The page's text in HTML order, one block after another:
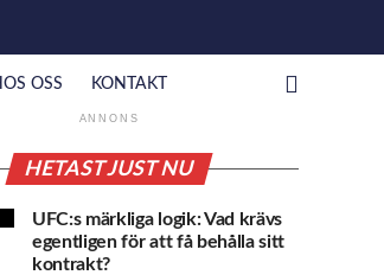
OSS KONTAKT
ANNONS
HETAST JUST NU
UFC:s märkliga logik: Vad krävs
egentligen för att få behålla sitt
kontrakt?